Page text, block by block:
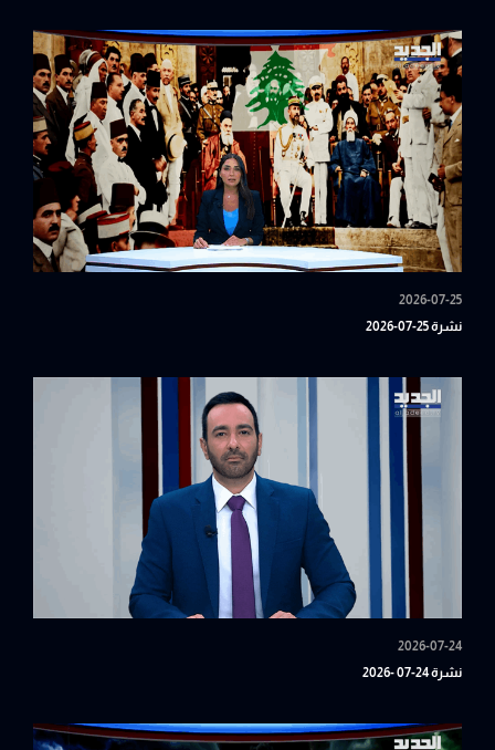
2026-07-25
نشرة 25-07-2026
2026-07-24
نشرة 24-07 -2026